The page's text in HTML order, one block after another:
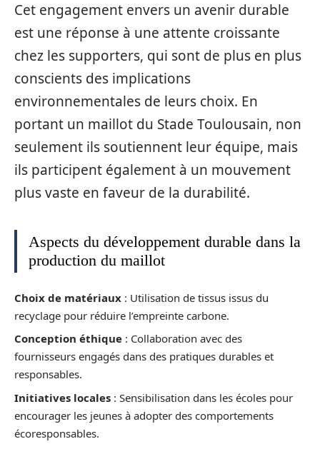
Cet engagement envers un avenir durable
est une réponse à une attente croissante
chez les supporters, qui sont de plus en plus
conscients des implications
environnementales de leurs choix. En
portant un maillot du Stade Toulousain, non
seulement ils soutiennent leur équipe, mais
ils participent également à un mouvement
plus vaste en faveur de la durabilité.
Aspects du développement durable dans la
production du maillot
Choix de matériaux : Utilisation de tissus issus du
recyclage pour réduire l’empreinte carbone.
Conception éthique : Collaboration avec des
fournisseurs engagés dans des pratiques durables et
responsables.
Initiatives locales : Sensibilisation dans les écoles pour
encourager les jeunes à adopter des comportements
écoresponsables.